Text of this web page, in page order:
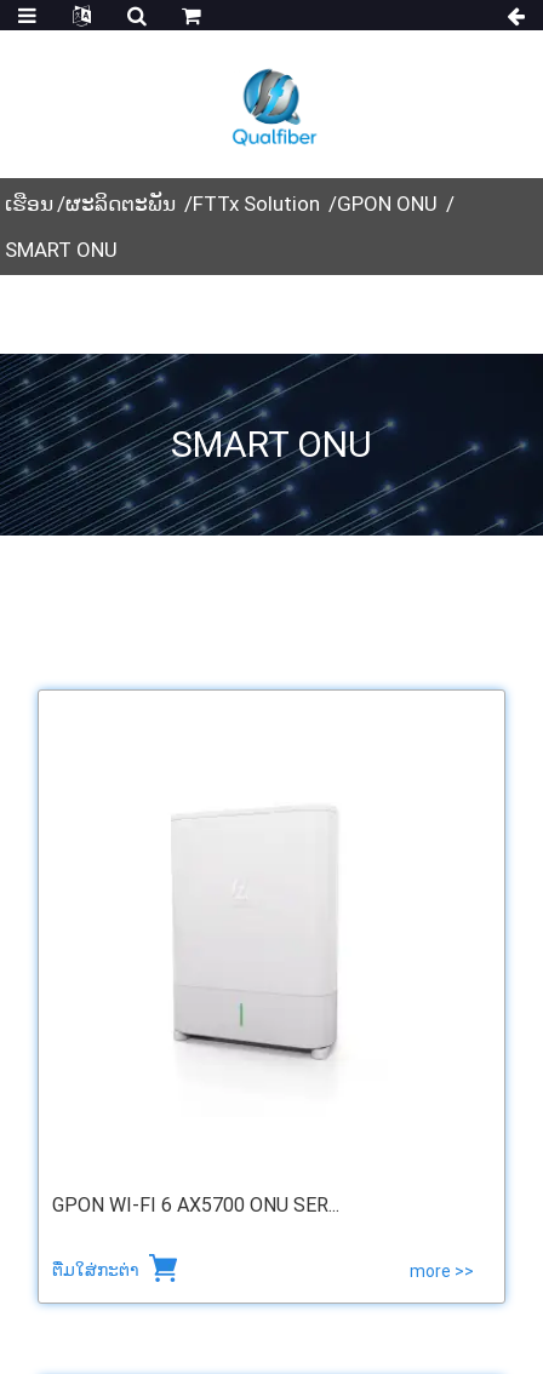
ເຮືອນ ຜະລິດຕະພັນ FTTx Solution
GPON ONU
SMART ONU
SMART ONU
GPON WI-FI 6 AX5700 ONU SER...
ຕື່ມໃສ່ກະຕ່າ more >>